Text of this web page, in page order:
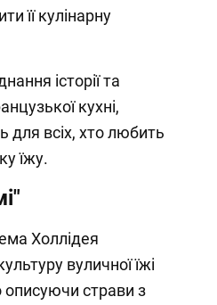
її кулінарну
історії та
кухні,
для всіх, хто любить
їжу.
Холлідея
вуличної їжі
страви з